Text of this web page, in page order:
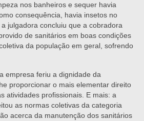
nos banheiros e sequer havia
consequência, havia insetos no
julgadora concluiu que a cobradora
de sanitários em boas condições
da população em geral, sofrendo
empresa feriu a dignidade da
proporcionar o mais elementar direito
atividades profissionais. E mais: a
as normas coletivas da categoria
acerca da manutenção dos sanitários